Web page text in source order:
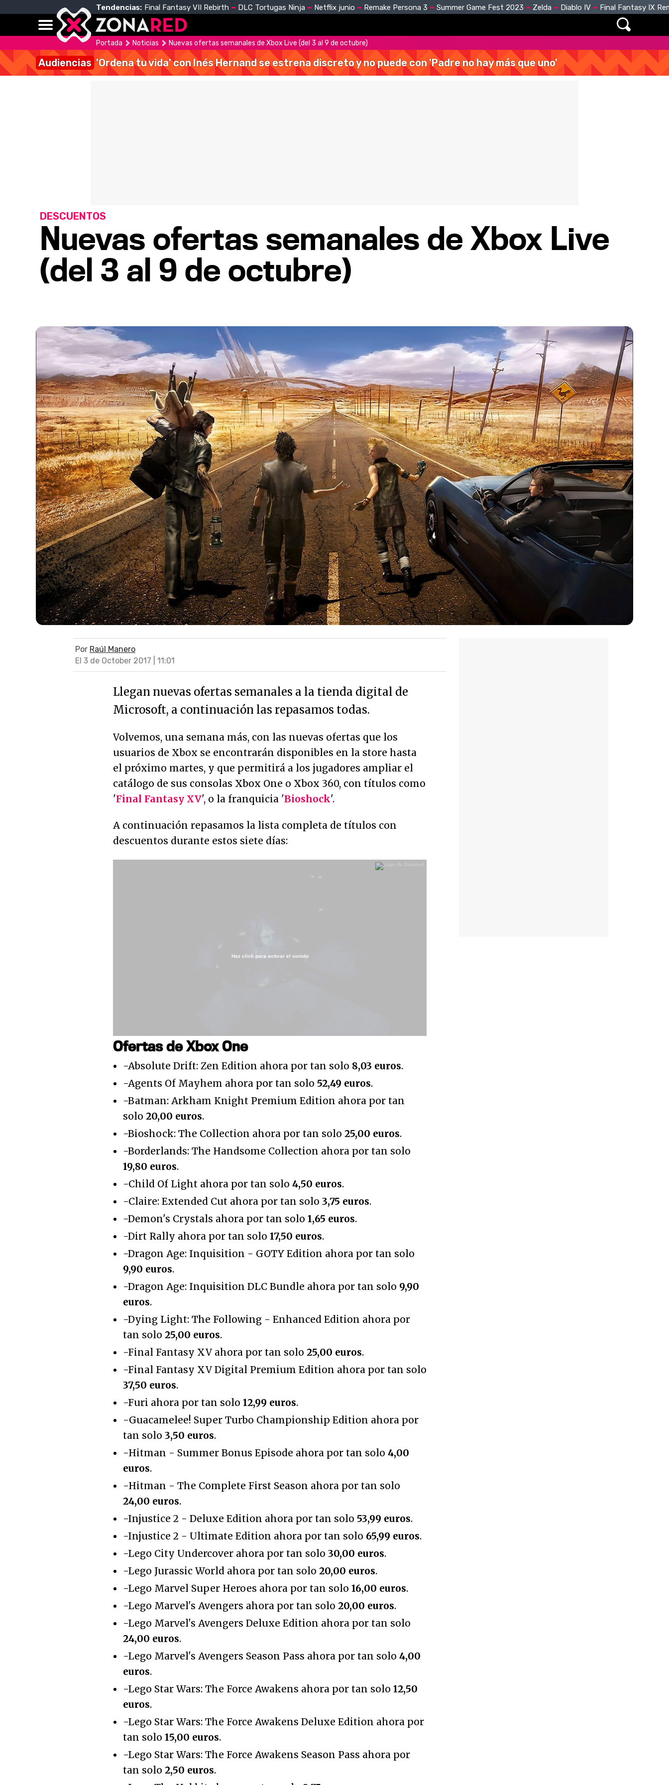
Tendencias: Final Fantasy VII Rebirth DLC Tortugas Ninja Netflix junio Remake Persona 3 Summer Game Fest 2023 Zelda Diablo IV Final Fantasy IX
Portada Noticias Nuevas ofertas semanales de Xbox Live (del 3 al 9 de octubre)
Audiencias 'Ordena tu vida' con Inés Hernand se estrena discreto y no puede con 'Padre no hay más que uno'
Nuevas ofertas semanales de Xbox Live
(del 3 al 9 de octubre)
DESCUENTOS
Por Raúl Manero
El 3 de October 2017 | 11:01
Llegan nuevas ofertas semanales a la tienda digital de
Microsoft, a continuación las repasamos todas.
Volvemos, una semana más, con las nuevas ofertas que los
usuarios de Xbox se encontrarán disponibles en la store hasta
el próximo martes, y que permitirá a los jugadores ampliar el
catálogo de sus consolas Xbox One o Xbox 360, con títulos como
'Final Fantasy XV', o la franquicia 'Bioshock'.
A continuación repasamos la lista completa de títulos con
descuentos durante estos siete días:
Haz click para activar el sonido
Ofertas de Xbox One
-Absolute Drift: Zen Edition ahora por tan solo 8,03 euros.
-Agents Of Mayhem ahora por tan solo 52,49 euros.
-Batman: Arkham Knight Premium Edition ahora por tan
solo 20,00 euros.
-Bioshock: The Collection ahora por tan solo 25,00 euros.
-Borderlands: The Handsome Collection ahora por tan solo
19,80 euros.
-Child Of Light ahora por tan solo 4,50 euros.
-Claire: Extended Cut ahora por tan solo 3,75 euros.
-Demon's Crystals ahora por tan solo 1,65 euros.
-Dirt Rally ahora por tan solo 17,50 euros.
-Dragon Age: Inquisition - GOTY Edition ahora por tan solo
9,90 euros.
-Dragon Age: Inquisition DLC Bundle ahora por tan solo 9,90
euros.
-Dying Light: The Following - Enhanced Edition ahora por
tan solo 25,00 euros.
-Final Fantasy XV ahora por tan solo 25,00 euros.
-Final Fantasy XV Digital Premium Edition ahora por tan solo
37,50 euros.
-Furi ahora por tan solo 12,99 euros.
-Guacamelee! Super Turbo Championship Edition ahora por
tan solo 3,50 euros.
-Hitman - Summer Bonus Episode ahora por tan solo 4,00
euros.
-Hitman - The Complete First Season ahora por tan solo
24,00 euros.
-Injustice 2 - Deluxe Edition ahora por tan solo 53,99 euros.
-Injustice 2 - Ultimate Edition ahora por tan solo 65,99 euros.
-Lego City Undercover ahora por tan solo 30,00 euros.
-Lego Jurassic World ahora por tan solo 20,00 euros.
-Lego Marvel Super Heroes ahora por tan solo 16,00 euros.
-Lego Marvel's Avengers ahora por tan solo 20,00 euros.
-Lego Marvel's Avengers Deluxe Edition ahora por tan solo
24,00 euros.
-Lego Marvel's Avengers Season Pass ahora por tan solo 4,00
euros.
-Lego Star Wars: The Force Awakens ahora por tan solo 12,50
euros.
-Lego Star Wars: The Force Awakens Deluxe Edition ahora por
tan solo 15,00 euros.
-Lego Star Wars: The Force Awakens Season Pass ahora por
tan solo 2,50 euros.